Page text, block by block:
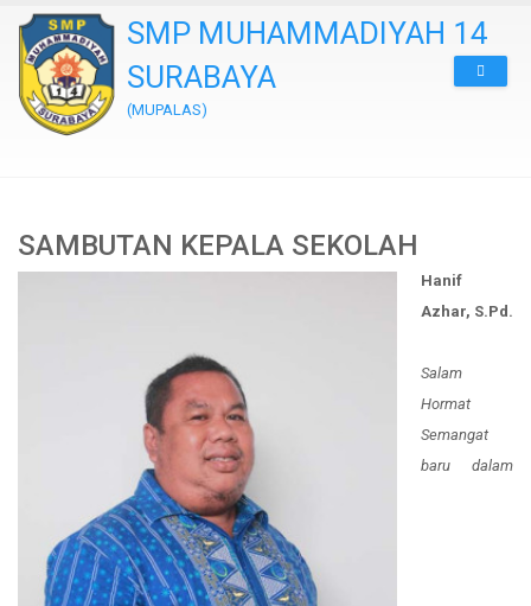
SMP MUHAMMADIYAH 14
SURABAYA
(MUPALAS)
SAMBUTAN KEPALA SEKOLAH
Hanif
Azhar, S.Pd.
Salam
Hormat
Semangat
baru dalam